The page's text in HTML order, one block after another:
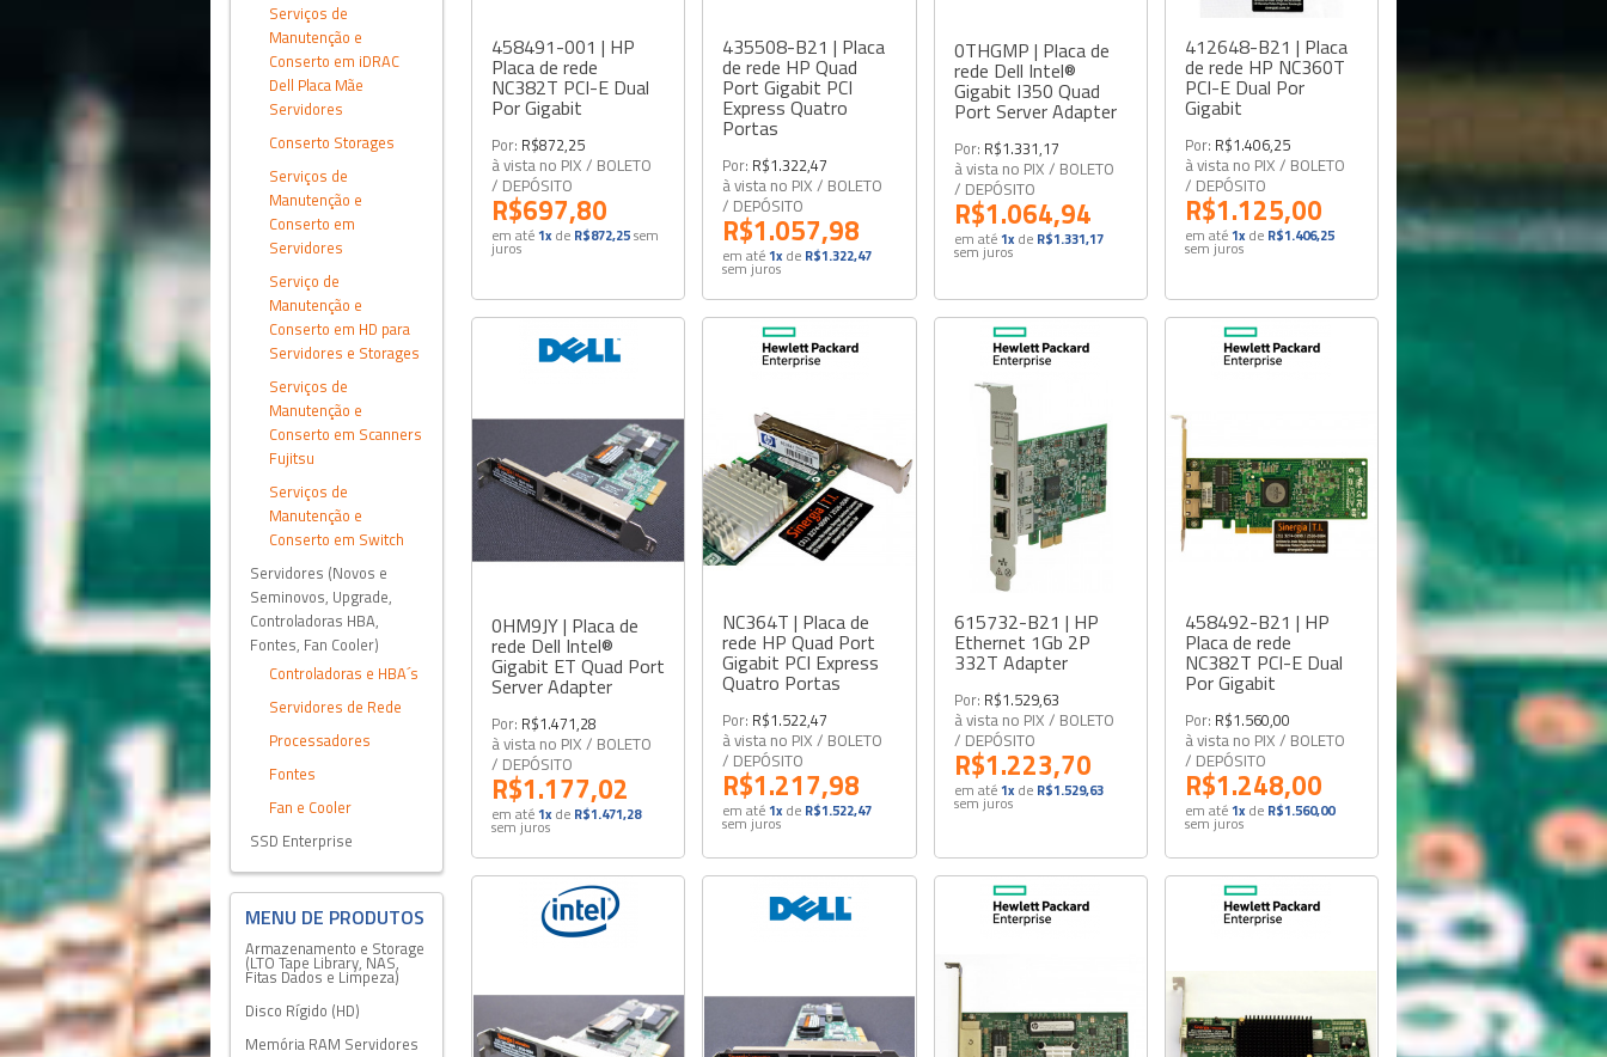
Serviços de
Manutenção e
Conserto em iDRAC
Dell Placa Mãe
Servidores
Conserto Storages
Serviços de
Manutenção e
Conserto em
Servidores
Serviço de
Manutenção e
Conserto em HD para
Servidores e Storages
Serviços de
Manutenção e
Conserto em Scanners
Fujitsu
Serviços de
Manutenção e
Conserto em Switch
Servidores (Novos e
Seminovos, Upgrade,
Controladoras HBA,
Fontes, Fan Cooler)
Controladoras e HBA´s
Servidores de Rede
Processadores
Fontes
Fan e Cooler
SSD Enterprise
Armazenamento e Storage
(LTO Tape Library, NAS,
Fitas Dados e Limpeza)
Disco Rígido (HD)
Memória RAM Servidores
458491-001 | HP
Placa de rede
NC382T PCI-E Dual
Por Gigabit
Por: R$872,25
à vista no PIX / BOLETO
/ DEPÓSITO
R$697,80
em até1x de R$872,25sem
juros
435508-B21 | Placa
de rede HP Quad
Port Gigabit PCI
Express Quatro
Portas
Por: R$1.322,47
à vista no PIX / BOLETO
/ DEPÓSITO
R$1.057,98
em até1x de R$1.322,47
sem juros
0THGMP | Placa de
rede Dell Intel®
Gigabit I350 Quad
Port Server Adapter
Por: R$1.331,17
à vista no PIX / BOLETO
/ DEPÓSITO
R$1.064,94
em até 1x de R$1.331,17
sem juros
412648-B21 | Placa
de rede HP NC360T
PCI-E Dual Por
Gigabit
Por: R$1.406,25
à vista no PIX / BOLETO
/ DEPÓSITO
R$1.125,00
em até1x de R$1.406,25
sem juros
0HM9JY | Placa de
rede Dell Intel®
Gigabit ET Quad Port
Server Adapter
Por: R$1.471,28
à vista no PIX / BOLETO
/ DEPÓSITO
R$1.177,02
em até1x de R$1.471,28
sem juros
NC364T | Placa de
rede HP Quad Port
Gigabit PCI Express
Quatro Portas
Por: R$1.522,47
à vista no PIX / BOLETO
/ DEPÓSITO
R$1.217,98
em até1x de R$1.522,47
sem juros
615732-B21 | HP
Ethernet 1Gb 2P
332T Adapter
Por: R$1.529,63
à vista no PIX / BOLETO
/ DEPÓSITO
R$1.223,70
em até 1x de R$1.529,63
sem juros
458492-B21 | HP
Placa de rede
NC382T PCI-E Dual
Por Gigabit
Por: R$1.560,00
à vista no PIX / BOLETO
/ DEPÓSITO
R$1.248,00
em até1x de R$1.560,00
sem juros